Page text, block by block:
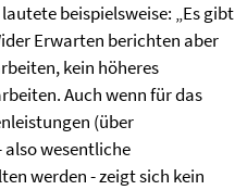
beispielsweise: „Es gibt
Erwarten berichten aber
kein höheres
Auch wenn für das
(über
wesentliche
werden - zeigt sich kein